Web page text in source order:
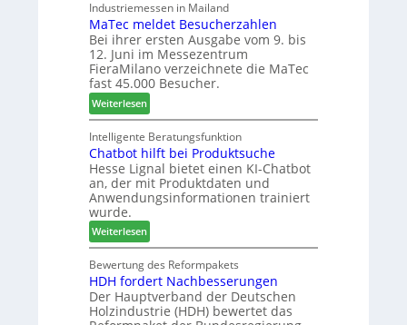
h
r
e
r
ü
r
P
l
a
n
t
a
g
F
r
ä
s
e
r
u
n
d
-
V
e
r
b
i
n
d
e
r
e
C
a
r
e
-
A
k
t
i
o
n
s
w
o
c
h
e
n
2
Industriemessen in Mailand
MaTec meldet Besucherzahlen
Bei ihrer ersten Ausgabe vom 9. bis
12. Juni im Messezentrum
FieraMilano verzeichnete die MaTec
fast 45.000 Besucher.
Weiterlesen:
M
a
T
e
c
m
l
d
e
t
B
e
Intelligente Beratungsfunktion
Chatbot hilft bei Produktsuche
Hesse Lignal bietet einen KI-Chatbot
an, der mit Produktdaten und
Anwendungsinformationen trainiert
wurde.
Weiterlesen:
C
h
a
t
b
Bewertung des Reformpakets
HDH fordert Nachbesserungen
Der Hauptverband der Deutschen
Holzindustrie (HDH) bewertet das